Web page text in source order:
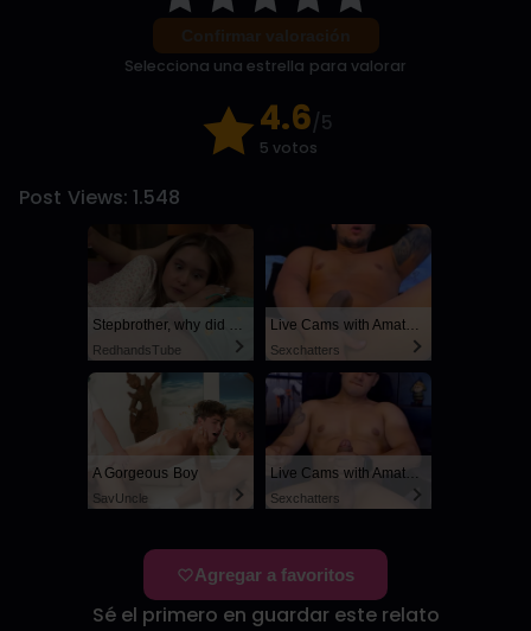
Selecciona una estrella para valorar
4.6/5
5 votos
Post Views: 1.548
Stepbrother, why did you show me your dick? Now I want to fuck you with my wet pussy
RedhandsTube
Live Cams with Amateur Men
Sexchatters
A Gorgeous Boy
SayUncle
Live Cams with Amateur Men
Sexchatters
Agregar a favoritos
Sé el primero en guardar este relato